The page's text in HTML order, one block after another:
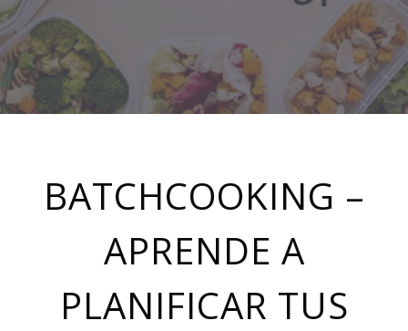
BATCHCOOKING –
APRENDE A
PLANIFICAR TUS